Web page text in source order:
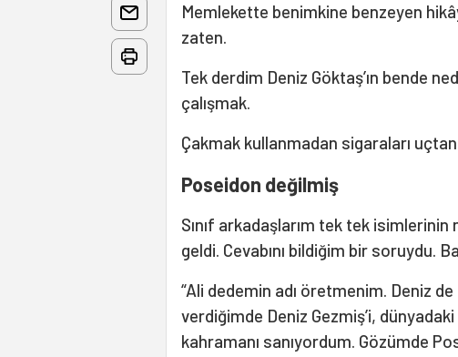
Memlekette benimkine benzeyen
zaten.
Tek derdim Deniz Göktaş’ın bende
çalışmak.
Çakmak kullanmadan sigaraları
Poseidon değilmiş
Sınıf arkadaşlarım tek tek
geldi. Cevabını bildiğim bir soruydu.
“Ali dedemin adı öretmenim. Deniz de
verdiğimde Deniz Gezmiş’i,
kahramanı sanıyordum. Gözümde